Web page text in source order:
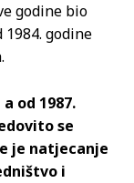
godine bio
godine
od 1987.
se
je natjecanje
i